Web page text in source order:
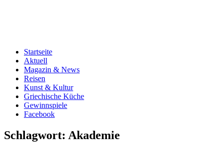
Startseite
Aktuell
Magazin & News
Reisen
Kunst & Kultur
Griechische Küche
Gewinnspiele
Facebook
Schlagwort: Akademie